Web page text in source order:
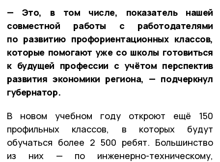
— Это, в том числе, показатель нашей
совместной работы с работодателями
по развитию профориентационных классов,
которые помогают уже со школы готовиться
к будущей профессии с учётом перспектив
развития экономики региона, — подчеркнул
губернатор.
В новом учебном году откроют ещё 150
профильных классов, в которых будут
обучаться более 2 500 ребят. Большинство
из них — по инженерно-техническому,